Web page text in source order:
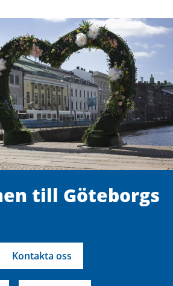
till Göteborgs
Kontakta oss